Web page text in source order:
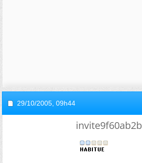
29/10/2005, 09h44
invite9f60ab2b